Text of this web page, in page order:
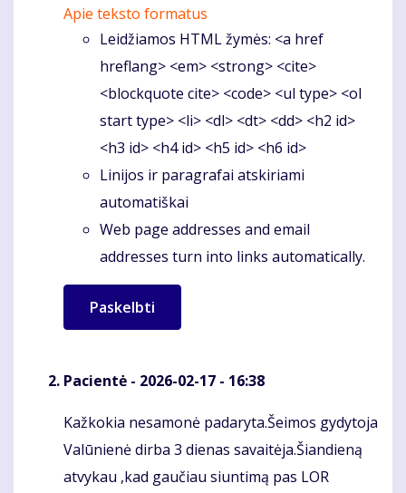
Apie teksto formatus
Leidžiamos HTML žymės: <a href
hreflang> <em> <strong> <cite>
<blockquote cite> <code> <ul type> <ol
start type> <li> <dl> <dt> <dd> <h2 id>
<h3 id> <h4 id> <h5 id> <h6 id>
Linijos ir paragrafai atskiriami
automatiškai
Web page addresses and email
addresses turn into links automatically.
Pacientė - 2026-02-17 - 16:38
Komentaras
Kažkokia nesamonė padaryta.Šeimos gydytoja
Valūnienė dirba 3 dienas savaitėja.Šiandieną
atvykau ,kad gaučiau siuntimą pas LOR